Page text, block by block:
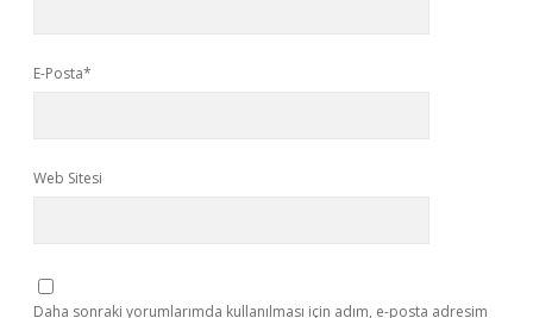
E-Posta*
Web Sitesi
Daha sonraki yorumlarımda kullanılması için adım, e-posta adresim